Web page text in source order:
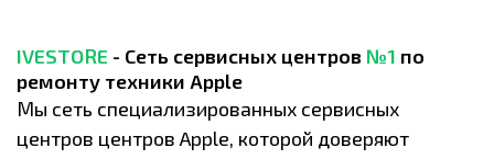
IVESTORE - Сеть сервисных центров №1 по
ремонту техники Apple
Мы сеть специализированных сервисных
центров центров Apple, которой доверяют